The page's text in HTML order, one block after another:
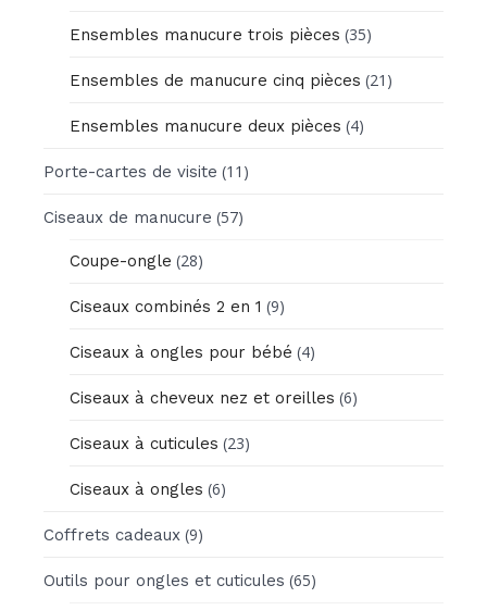
Ensembles manucure trois pièces (35)
Ensembles de manucure cinq pièces (21)
Ensembles manucure deux pièces (4)
Porte-cartes de visite (11)
Ciseaux de manucure (57)
Coupe-ongle (28)
Ciseaux combinés 2 en 1 (9)
Ciseaux à ongles pour bébé (4)
Ciseaux à cheveux nez et oreilles (6)
Ciseaux à cuticules (23)
Ciseaux à ongles (6)
Coffrets cadeaux (9)
Outils pour ongles et cuticules (65)